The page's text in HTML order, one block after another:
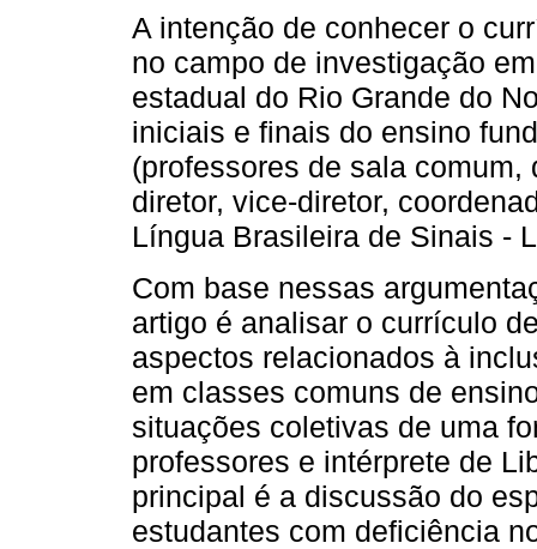
A intenção de conhecer o
no campo de investigação
estadual do Rio Grande do
iniciais e finais do ensino
(professores de sala
diretor, vice-diretor,
Língua Brasileira de Sinais -
Com base nessas
artigo é analisar o currículo
aspectos relacionados à
em classes comuns de
situações coletivas de uma
professores e intérprete de
principal é a discussão do
estudantes com deficiência